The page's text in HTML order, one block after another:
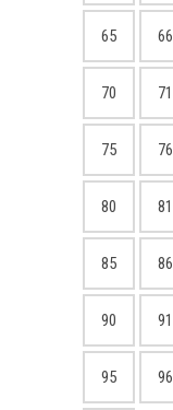
65 66
70 71
75 76
80 81
85 86
90 91
95 96